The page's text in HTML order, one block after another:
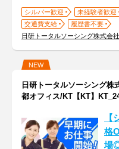
シルバー歓迎 未経験者歓迎
交通費支給
履歴書不要
日研トータルソーシング株式会
NEW
日研トータルソーシング
都オフィス/KT【KT】
格
場